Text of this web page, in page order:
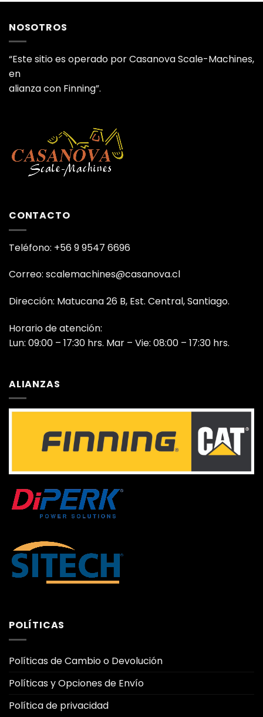
NOSOTROS
“Este sitio es operado por Casanova Scale-Machines,
en
alianza con Finning”.
CONTACTO
Teléfono: +56 9 9547 6696
Correo: scalemachines@casanova.cl
Dirección: Matucana 26 B, Est. Central, Santiago.
Horario de atención:
Lun: 09:00 – 17:30 hrs. Mar – Vie: 08:00 – 17:30 hrs.
ALIANZAS
POLÍTICAS
Políticas de Cambio o Devolución
Políticas y Opciones de Envío
Política de privacidad